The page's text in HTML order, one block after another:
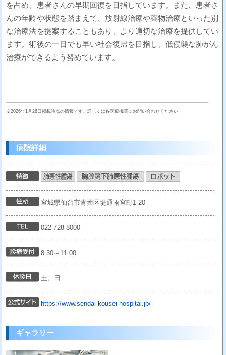
を占め、患者さんの早期回復を目指しています。また、患者さ
んの年齢や状態を踏まえて、放射線治療や薬物治療といった別
な治療法を提案することもあり、より適切な治療を提供してい
ます。術後の一日でも早い社会復帰を目指し、低侵襲な肺がん
治療ができるよう努めています。
※2026年1月28日掲載時点の情報です。詳しくは各医療機関にお問い合わせください
病院詳細
宮城県仙台市青葉区堤通雨宮町1-20
022-728-8000
8:30～11:00
土、日
https://www.sendai-kousei-hospital.jp/
ギャラリー